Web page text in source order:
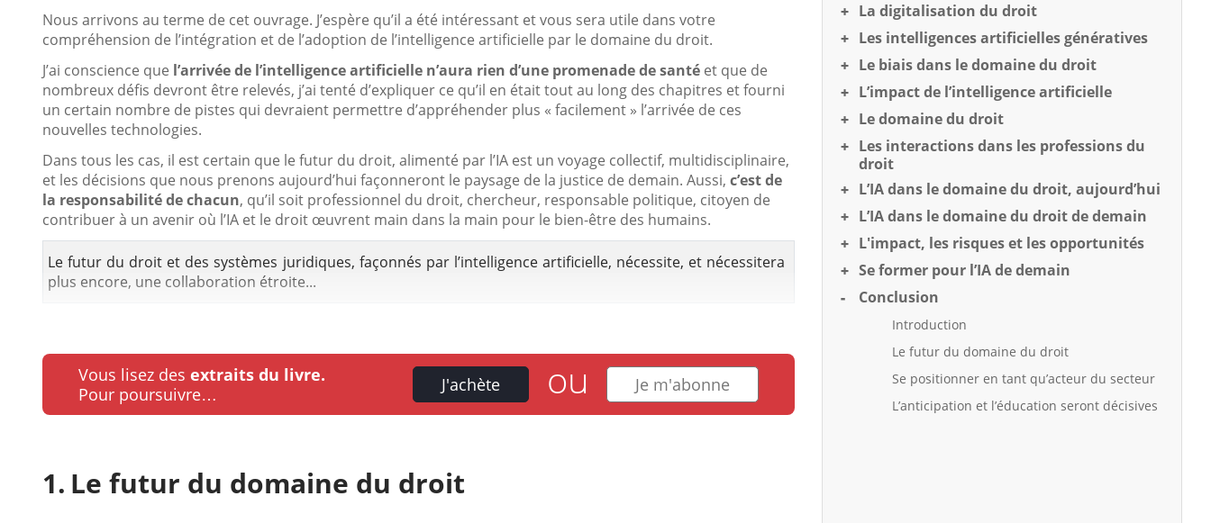
Nous arrivons au terme de cet ouvrage. J’espère qu’il a été intéressant et vous sera utile dans votre
compréhension de l’intégration et de l’adoption de l’intelligence artificielle par le domaine du droit.
J’ai conscience que l’arrivée de l’intelligence artificielle n’aura rien d’une promenade de santé et que de
nombreux défis devront être relevés, j’ai tenté d’expliquer ce qu’il en était tout au long des chapitres et fourni
un certain nombre de pistes qui devraient permettre d’appréhender plus « facilement » l’arrivée de ces
nouvelles technologies.
Dans tous les cas, il est certain que le futur du droit, alimenté par l’IA est un voyage collectif, multidisciplinaire,
et les décisions que nous prenons aujourd’hui façonneront le paysage de la justice de demain. Aussi, c’est de
la responsabilité de chacun, qu’il soit professionnel du droit, chercheur, responsable politique, citoyen de
contribuer à un avenir où l’IA et le droit œuvrent main dans la main pour le bien-être des humains.
Le futur du droit et des systèmes juridiques, façonnés par l’intelligence artificielle, nécessite, et nécessitera
plus encore, une collaboration étroite...
Vous lisez des extraits du livre.
Pour poursuivre…
J'achète ou Je m'abonne
Le futur du domaine du droit
La digitalisation du droit
Les intelligences artificielles génératives
Le biais dans le domaine du droit
L’impact de l’intelligence artificielle
Le domaine du droit
Les interactions dans les professions du
droit
L’IA dans le domaine du droit, aujourd’hui
L’IA dans le domaine du droit de demain
L'impact, les risques et les opportunités
Se former pour l’IA de demain
Conclusion
Introduction
Le futur du domaine du droit
Se positionner en tant qu’acteur du secteur
L’anticipation et l’éducation seront décisives